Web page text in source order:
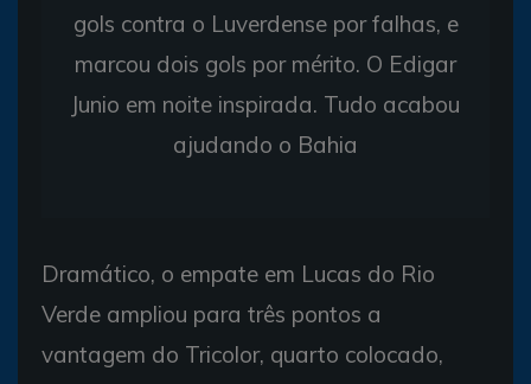
gols contra o Luverdense por falhas, e
marcou dois gols por mérito. O Edigar
Junio em noite inspirada. Tudo acabou
ajudando o Bahia
Dramático, o empate em Lucas do Rio
Verde ampliou para três pontos a
vantagem do Tricolor, quarto colocado,